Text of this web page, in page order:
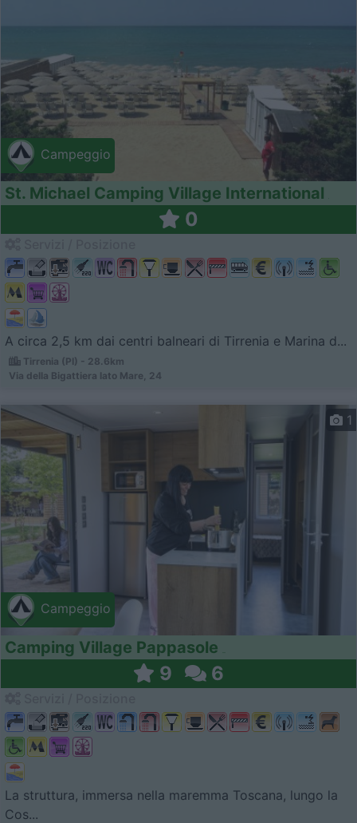
Campeggio
St. Michael Camping Village International
0
A circa 2,5 km dai centri balneari di Tirrenia e Marina d...
Tirrenia (PI) - 28.6km
Via della Bigattiera lato Mare, 24
Campeggio
1
Camping Village Pappasole
9 6
La struttura, immersa nella maremma Toscana, lungo la
Cos...